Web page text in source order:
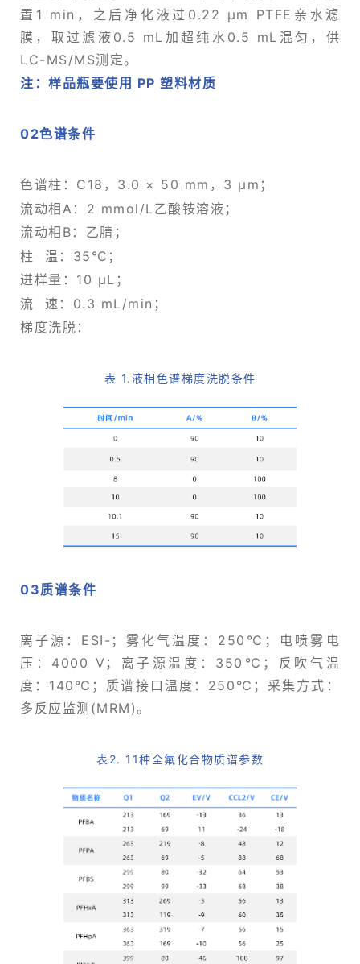
置1 min，之后净化液过0.22 µm PTFE亲水滤
膜，取过滤液0.5 mL加超纯水0.5 mL混匀，供
LC-MS/MS测定。
注：样品瓶要使用 PP 塑料材质
02色谱条件
色谱柱：C18，3.0 × 50 mm，3 µm；
流动相A：2 mmol/L乙酸铵溶液；
流动相B：乙腈；
柱 温：35℃；
进样量：10 µL；
流 速：0.3 mL/min；
梯度洗脱：
表 1.液相色谱梯度洗脱条件
03质谱条件
离子源：ESI-；雾化气温度：250℃；电喷雾电
压：4000 V；离子源温度：350℃；反吹气温
度：140℃；质谱接口温度：250℃；采集方式：
多反应监测(MRM)。
表2. 11种全氟化合物质谱参数